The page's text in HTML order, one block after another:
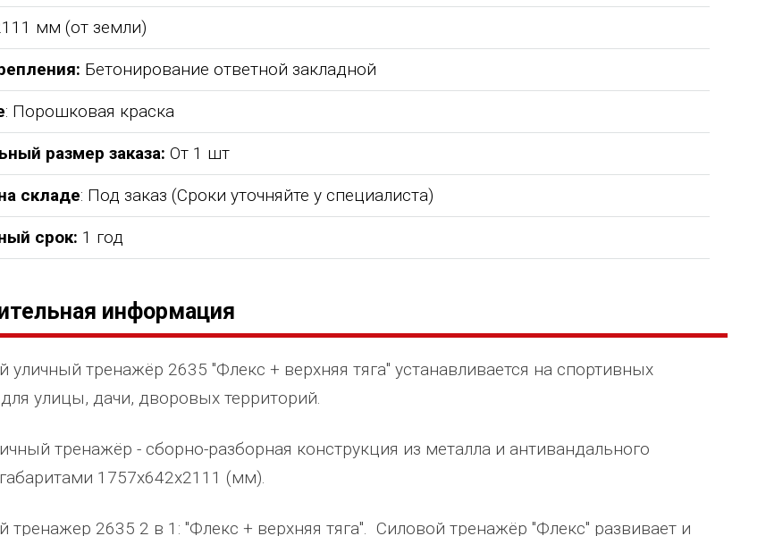
мм (от земли)
Бетонирование ответной закладной
: Порошковая краска
размер заказа: От 1 шт
складе: Под заказ (Сроки уточняйте у специалиста)
срок: 1 год
информация
уличный тренажёр 2635 "Флекс + верхняя тяга" устанавливается на спортивных
улицы, дачи, дворовых территорий.
тренажёр - сборно-разборная конструкция из металла и антивандального
1757х642х2111 (мм).
тренажер 2635 2 в 1: "Флекс + верхняя тяга". Силовой тренажёр "Флекс" развивает и